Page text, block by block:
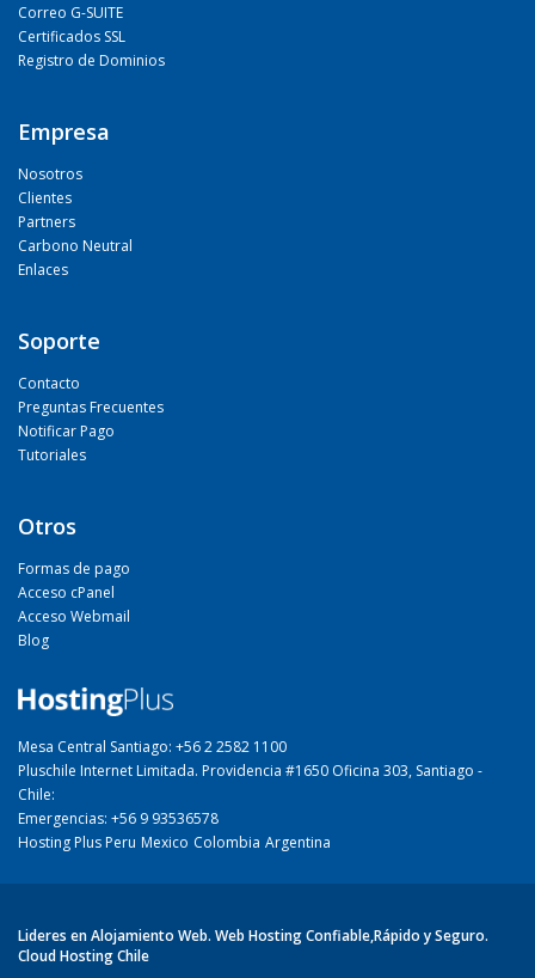
Correo G-SUITE
Certificados SSL
Registro de Dominios
Empresa
Nosotros
Clientes
Partners
Carbono Neutral
Enlaces
Soporte
Contacto
Preguntas Frecuentes
Notificar Pago
Tutoriales
Otros
Formas de pago
Acceso cPanel
Acceso Webmail
Blog
Mesa Central Santiago: +56 2 2582 1100
Pluschile Internet Limitada. Providencia #1650 Oficina 303, Santiago -
Chile:
Emergencias: +56 9 93536578
Hosting Plus Peru Mexico Colombia Argentina
Lideres en Alojamiento Web. Web Hosting Confiable,Rápido y Seguro.
Cloud Hosting Chile